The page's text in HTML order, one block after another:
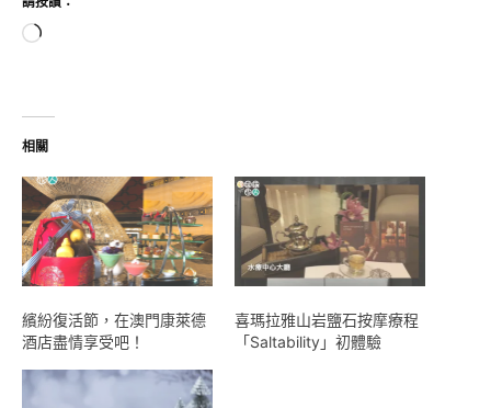
正
入...
相關
繽紛復活節，在澳門康萊德
酒店盡情享受吧！
喜瑪拉雅山岩鹽石按摩療程
「Saltability」初體驗